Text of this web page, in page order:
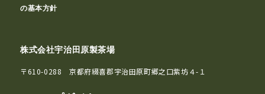
の基本方針
株式会社宇治田原製茶場
〒610-0288 京都府綴喜郡宇治田原町郷之口紫坊４-１